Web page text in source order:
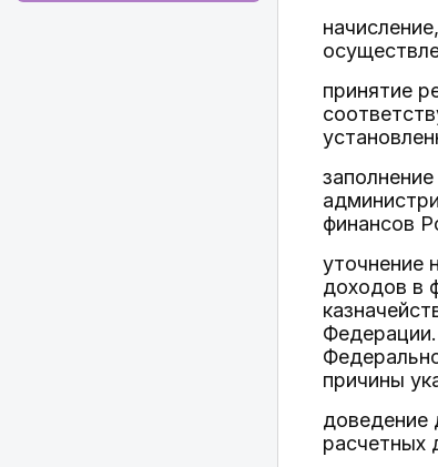
принятие
финансов
уточнение
доходов в
причины
доведение
расчетных